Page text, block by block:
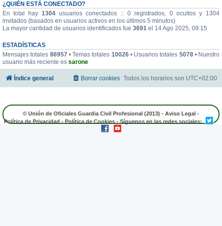
¿QUIÉN ESTÁ CONECTADO?
En total hay1304 usuarios conectados :: 0 registrados, 0 ocultos y 1304
invitados (basados en usuarios activos en los últimos 5 minutos)
La mayor cantidad de usuarios identificados fue 3691 el 14 Ago 2025, 09:15
ESTADÍSTICAS
Mensajes totales 86957• Temas totales 10026• Usuarios totales 5078• Nuestro
usuario más reciente es sarone
Índice general Todos los horarios son UTC+02:00
Borrar cookies
© Unión de Oficiales Guardia Civil Profesional (2013) - Aviso Legal -
Política de Privacidad - Política de Cookies - Síguenos en las redes sociales: